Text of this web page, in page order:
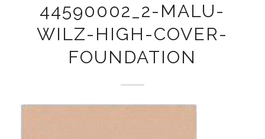
44590002_2-MALU-
WILZ-HIGH-COVER-
FOUNDATION